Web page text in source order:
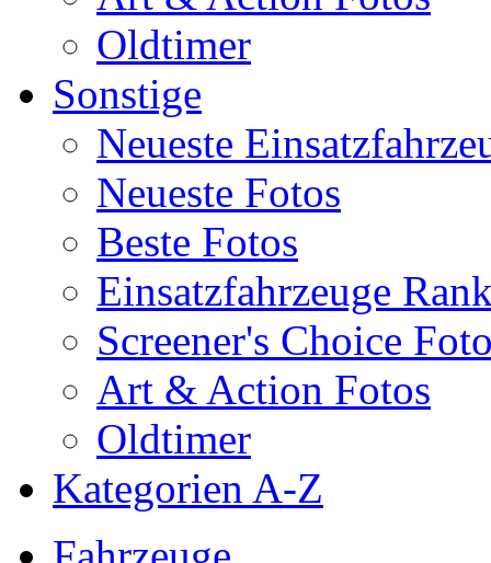
Oldtimer
Sonstige
Neueste
Neueste Fotos
Beste Fotos
Einsatzfahrzeuge
Screener's Choice
Art & Action Fotos
Oldtimer
Kategorien A-Z